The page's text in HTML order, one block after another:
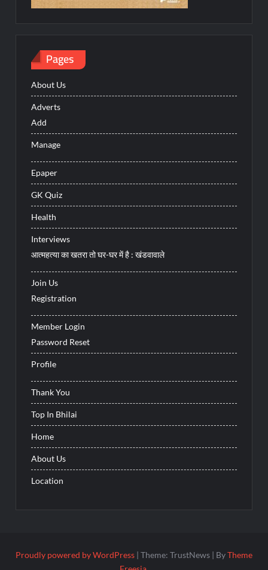
Pages
About Us
Adverts
Add
Manage
Epaper
GK Quiz
Health
Interviews
आत्महत्या का खतरा तो घर-घर में है : खंडवावाले
Join Us
Registration
Member Login
Password Reset
Profile
Thank You
Top In Bhilai
Home
About Us
Location
Proudly powered by WordPress | Theme: TrustNews | ByTheme